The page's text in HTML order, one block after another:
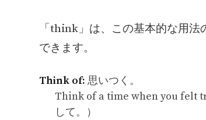
「think」は、この基本的な用
できます。
Think of: 思いつく。
Think of a time when you felt
して。）